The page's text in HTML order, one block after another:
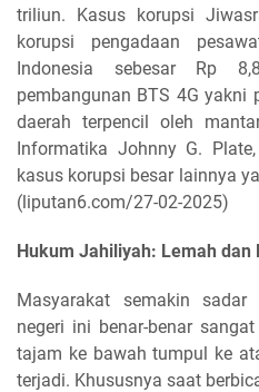
triliun. Kasus korupsi
korupsi pengadaan
Indonesia sebesar Rp
pembangunan BTS 4G yakni
daerah terpencil oleh
Informatika Johnny G.
kasus korupsi besar lainnya
(liputan6.com/27-02-2025)
Hukum Jahiliyah: Lemah dan
Masyarakat semakin
negeri ini benar-benar
tajam ke bawah tumpul ke
terjadi. Khususnya saat